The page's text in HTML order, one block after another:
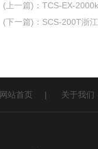
(上一篇) ： TCS-EX-
(下一篇) ： SCS-200T浙
网站首页 | 关于我们